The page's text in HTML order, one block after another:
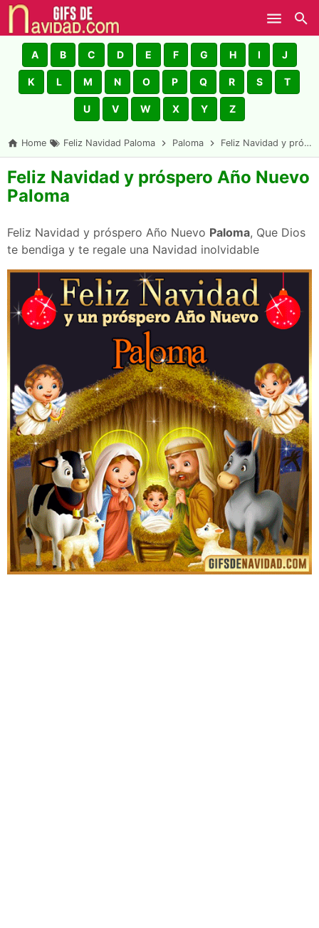
Skip to main content
A B C D E F G H I J
K L M N O P Q R S T
U V W X Y Z
Home Feliz Navidad Paloma Paloma Feliz Navidad y próspero Año Nuevo Paloma
Feliz Navidad y próspero Año Nuevo
Paloma
Feliz Navidad y próspero Año Nuevo Paloma, Que Dios
te bendiga y te regale una Navidad inolvidable